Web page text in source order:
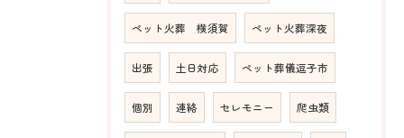
ペット火葬 横須賀 ペット火葬深夜
出張 土日対応 ペット葬儀逗子市
個別 連絡 セレモニー 爬虫類